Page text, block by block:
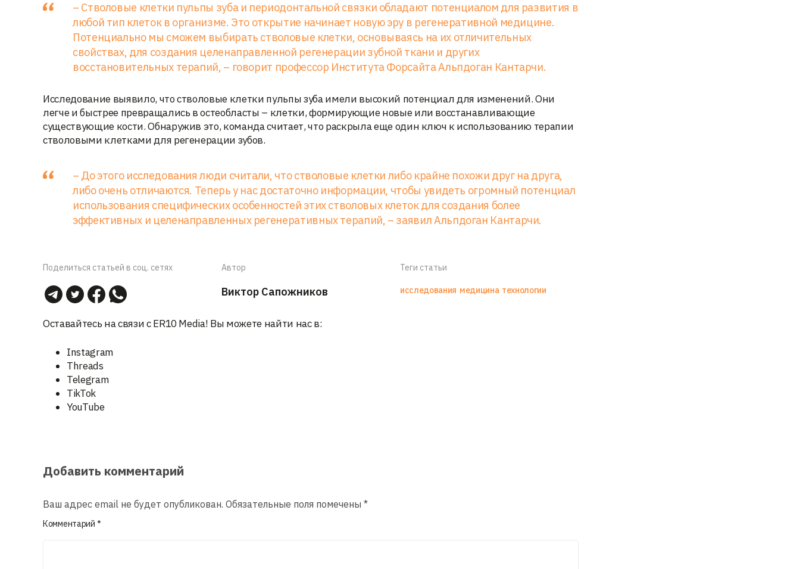
– Стволовые клетки пульпы зуба и периодонтальной связки обладают потенциалом для развития в
любой тип клеток в организме. Это открытие начинает новую эру в регенеративной медицине.
Потенциально мы сможем выбирать стволовые клетки, основываясь на их отличительных
свойствах, для создания целенаправленной регенерации зубной ткани и других
восстановительных терапий, – говорит профессор Института Форсайта Альпдоган Кантарчи.
Исследование выявило, что стволовые клетки пульпы зуба имели высокий потенциал для изменений. Они
легче и быстрее превращались в остеобласты – клетки, формирующие новые или восстанавливающие
существующие кости. Обнаружив это, команда считает, что раскрыла еще один ключ к использованию терапии
стволовыми клетками для регенерации зубов.
– До этого исследования люди считали, что стволовые клетки либо крайне похожи друг на друга,
либо очень отличаются. Теперь у нас достаточно информации, чтобы увидеть огромный потенциал
использования специфических особенностей этих стволовых клеток для создания более
эффективных и целенаправленных регенеративных терапий, – заявил Альпдоган Кантарчи.
Поделиться статьей в соц. сетях Автор
Виктор Сапожников
Теги статьи
исследования медицина технологии
Оставайтесь на связи с ER10 Media! Вы можете найти нас в:
Instagram
Threads
Telegram
TikTok
YouTube
Добавить комментарий
Ваш адрес email не будет опубликован. Обязательные поля помечены *
Комментарий *